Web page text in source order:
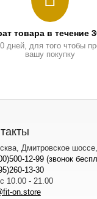
товара в течение
дней, для того чтобы
вашу покупку
Дмитровское
12-99 (звонок
13-30
10.00 - 21.00
on.store